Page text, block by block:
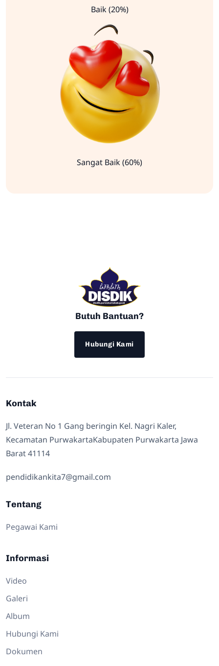
Baik (20%)
Sangat Baik (60%)
Butuh Bantuan?
Hubungi Kami
Kontak
Jl. Veteran No 1 Gang beringin Kel. Nagri Kaler,
Kecamatan PurwakartaKabupaten Purwakarta Jawa
Barat 41114
pendidikankita7@gmail.com
Tentang
Pegawai Kami
Informasi
Video
Galeri
Album
Hubungi Kami
Dokumen